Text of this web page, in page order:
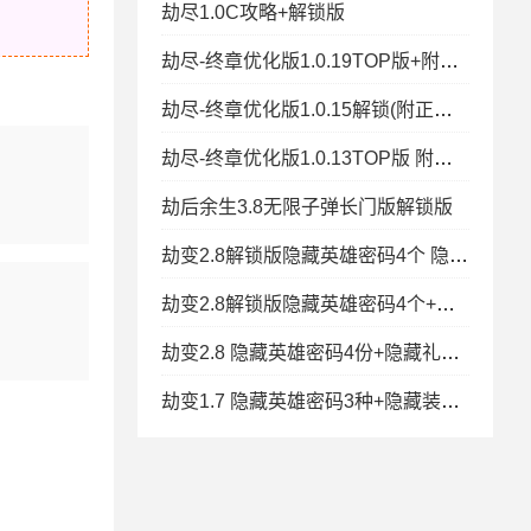
劫尽1.0C攻略+解锁版
劫尽-终章优化版1.0.19TOP版+附正版密码+支持礼包+冰封王冠+秒速复活+
劫尽-终章优化版1.0.15解锁(附正版密码) 特改礼包+自定义停怪CD
劫尽-终章优化版1.0.13TOP版 附正版密码+支持礼包+冰封王冠+秒速复活+
劫后余生3.8无限子弹长门版解锁版
劫变2.8解锁版隐藏英雄密码4个 隐藏礼包密码6个
劫变2.8解锁版隐藏英雄密码4个+隐藏礼包密码6个
劫变2.8 隐藏英雄密码4份+隐藏礼包5份
劫变1.7 隐藏英雄密码3种+隐藏装备密码1种+新手入门攻略+解锁版